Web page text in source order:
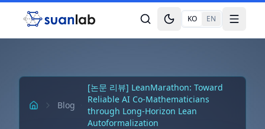
본문으로 건너뛰기
Toggle theme
KO EN Toggle
Blog
[논문 리뷰] LeanMarathon: Toward
Reliable AI Co-Mathematicians
through Long-Horizon Lean
Autoformalization